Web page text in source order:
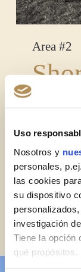
Uso
Nosotros y
personales,
las cookies
su dispositivo
investigación
Tiene la opción
qué
Area #2
The
An area that
To improve